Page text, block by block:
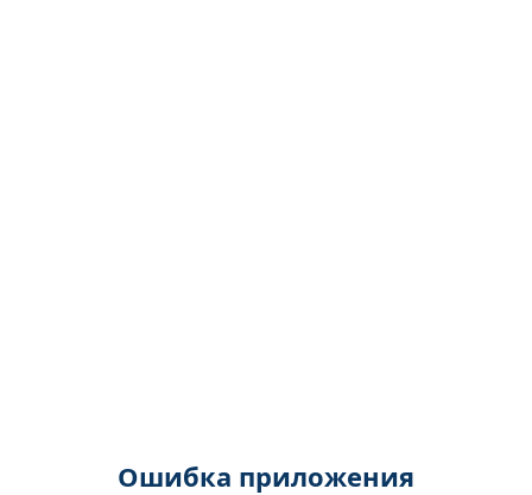
Ошибка приложения